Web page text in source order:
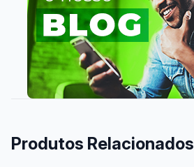
Produtos Relacionados